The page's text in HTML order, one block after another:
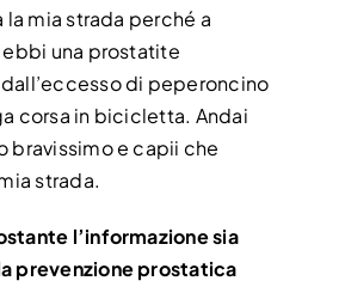
la mia strada perché a
una prostatite
di peperoncino
corsa in bicicletta. Andai
bravissimo e capii che
strada.
l’informazione sia
prevenzione prostatica